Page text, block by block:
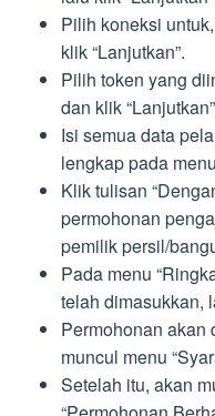
Pilih koneksi
klik “Lanjutkan”.
Pilih token yang
dan klik
Isi semua data
lengkap pada
Klik tulisan
permohonan
pemilik persil/
Pada menu
telah dimasukkan,
Permohonan akan
muncul menu
Setelah itu, akan